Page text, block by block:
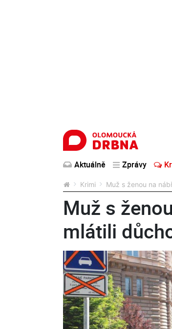
Aktuálně Zprávy
Krimi Muž s ženou na
Muž s
mlátili